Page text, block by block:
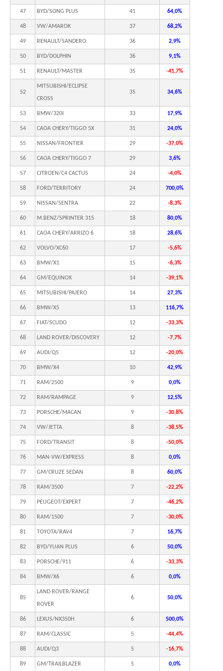
47 BYD/SONG PLUS 41 64,0%
48 VW/AMAROK 37 68,2%
49 RENAULT/SANDERO 36 2,9%
50 BYD/DOLPHIN 36 9,1%
51 RENAULT/MASTER 35 -41,7%
52
MITSUBISHI/ECLIPSE
CROSS
35 34,6%
53 BMW/320I 33 17,9%
54 CAOA CHERY/TIGGO 5X 31 24,0%
55 NISSAN/FRONTIER 29 -37,0%
56 CAOA CHERY/TIGGO 7 29 3,6%
57 CITROEN/C4 CACTUS 24 -4,0%
58 FORD/TERRITORY 24 700,0%
59 NISSAN/SENTRA 22 -8,3%
60 M.BENZ/SPRINTER 315 18 80,0%
61 CAOA CHERY/ARRIZO 6 18 28,6%
62 VOLVO/XC60 17 -5,6%
63 BMW/X1 15 -6,3%
64 GM/EQUINOX 14 -39,1%
65 MITSUBISHI/PAJERO 14 27,3%
66 BMW/X5 13 116,7%
67 FIAT/SCUDO 12 -33,3%
68 LAND ROVER/DISCOVERY 12 -7,7%
69 AUDI/Q5 12 -20,0%
70 BMW/X4 10 42,9%
71 RAM/2500 9 0,0%
72 RAM/RAMPAGE 9 12,5%
73 PORSCHE/MACAN 9 -30,8%
74 VW/JETTA 8 -38,5%
75 FORD/TRANSIT 8 -50,0%
76 MAN-VW/EXPRESS 8 0,0%
77 GM/CRUZE SEDAN 8 60,0%
78 RAM/3500 7 -22,2%
79 PEUGEOT/EXPERT 7 -46,2%
80 RAM/1500 7 -30,0%
81 TOYOTA/RAV4 7 16,7%
82 BYD/YUAN PLUS 6 50,0%
83 PORSCHE/911 6 -33,3%
84 BMW/X6 6 0,0%
85
LAND ROVER/RANGE
ROVER
6 50,0%
86 LEXUS/NX350H 6 500,0%
87 RAM/CLASSIC 5 -44,4%
88 AUDI/Q3 5 -16,7%
89 GM/TRAILBLAZER 5 0,0%